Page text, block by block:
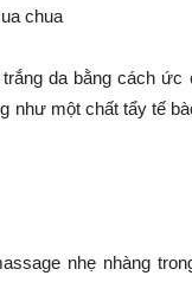
da bằng cách ức
như một chất tẩy tế
nhẹ nhàng